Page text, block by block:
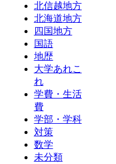
北信越地方
北海道地方
四国地方
国語
地歴
大学あれこ
れ
学費・生活
費
学部・学科
対策
数学
未分類